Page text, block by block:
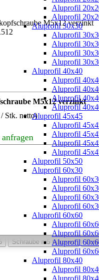
Aluprofil
Aluprofil
Aluprofil 30x30
Aluprofil
Aluprofil
Aluprofil
Aluprofil
Aluprofil 40x40
Aluprofil
Aluprofil
Aluprofil
Aluprofil
Aluprofil 45x45
Aluprofil
Aluprofil
Aluprofil
Aluprofil
Aluprofil 50x50
Aluprofil 60x30
Aluprofil
Aluprofil
Aluprofil
Aluprofil
Aluprofil 60x60
Aluprofil
Aluprofil
Aluprofil
Aluprofil
Aluprofil 80x40
Aluprofil
Aluprofil
M5x12 verzinkt
M5x12 verzinkt
Stk. netto)
M5x12 verzinkt
Flanschkopf
Schraube m5 verzinkt